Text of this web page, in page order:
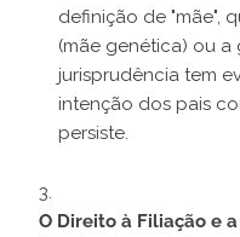
definição de "mãe",
(mãe genética) ou a
jurisprudência tem
intenção dos pais
persiste.
O Direito à Filiação e